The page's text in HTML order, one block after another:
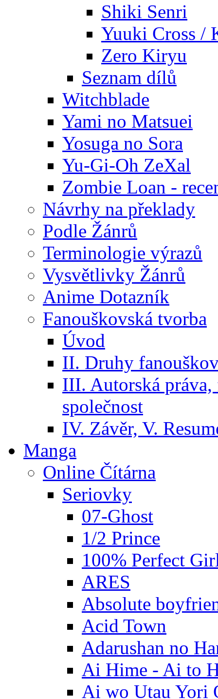
Shiki Senri
Yuuki Cross /
Zero Kiryu
Seznam dílů
Witchblade
Yami no Matsuei
Yosuga no Sora
Yu-Gi-Oh ZeXal
Zombie Loan -
Návrhy na překlady
Podle Žánrů
Terminologie výrazů
Vysvětlivky Žánrů
Anime Dotazník
Fanouškovská tvorba
Úvod
II. Druhy
III. Autorská práva,
společnost
IV. Závěr, V.
Manga
Online Čítárna
Seriovky
07-Ghost
1/2 Prince
100% Perfect
ARES
Absolute
Acid Town
Adarushan no
Ai Hime - Ai to
Ai wo Utau Yori